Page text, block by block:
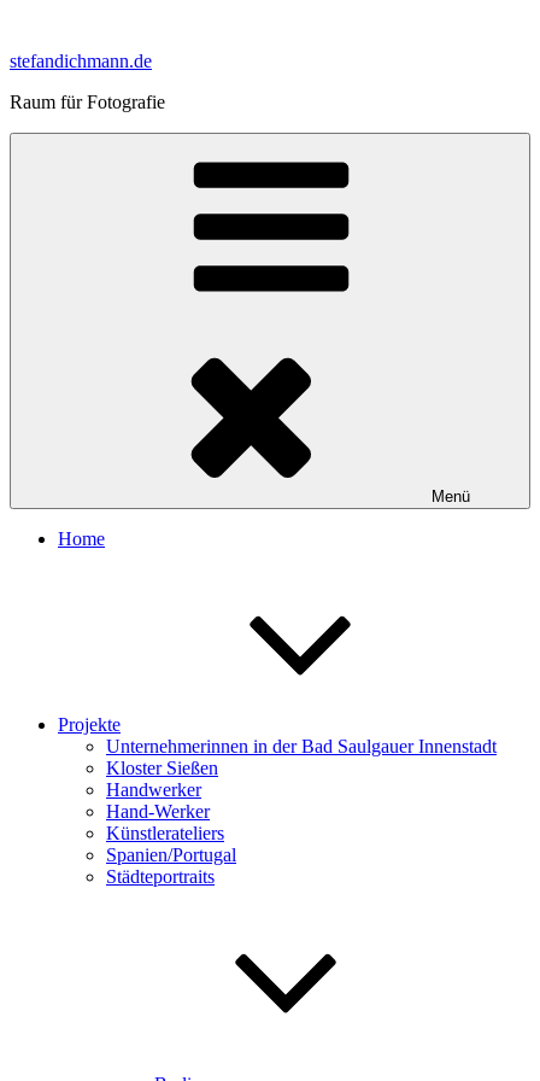
springen
stefandichmann.de
Raum für Fotografie
Menü
Home
Projekte
Unternehmerinnen in der Bad Saulgauer Innenstadt
Kloster Sießen
Handwerker
Hand-Werker
Künstlerateliers
Spanien/Portugal
Städteportraits